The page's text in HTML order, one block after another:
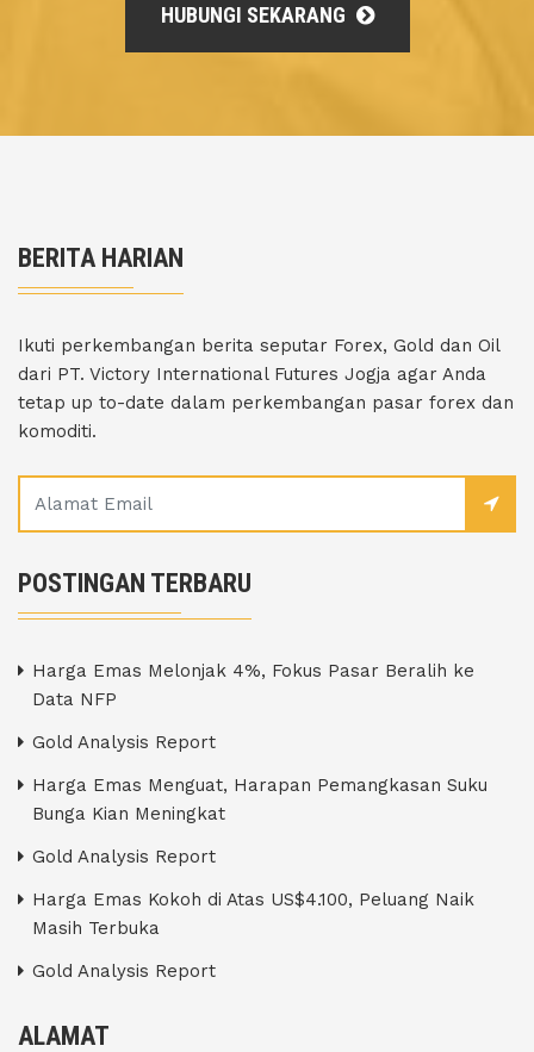
HUBUNGI SEKARANG
BERITA HARIAN
Ikuti perkembangan berita seputar Forex, Gold dan Oil
dari PT. Victory International Futures Jogja agar Anda
tetap up to-date dalam perkembangan pasar forex dan
komoditi.
POSTINGAN TERBARU
Harga Emas Melonjak 4%, Fokus Pasar Beralih ke
Data NFP
Gold Analysis Report
Harga Emas Menguat, Harapan Pemangkasan Suku
Bunga Kian Meningkat
Gold Analysis Report
Harga Emas Kokoh di Atas US$4.100, Peluang Naik
Masih Terbuka
Gold Analysis Report
ALAMAT